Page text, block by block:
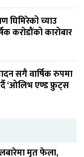
घिमिरेको च्याउ
करोडौंको कारोबार
सगै वार्षिक रुपमा
‘ओलिभ एण्ड फ्रुट्स
मृत फेला,